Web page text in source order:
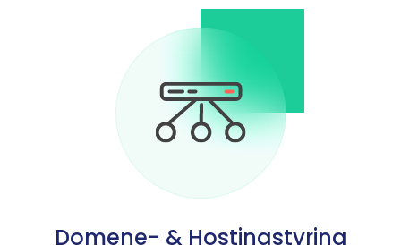
Domene- & Hostingstyring